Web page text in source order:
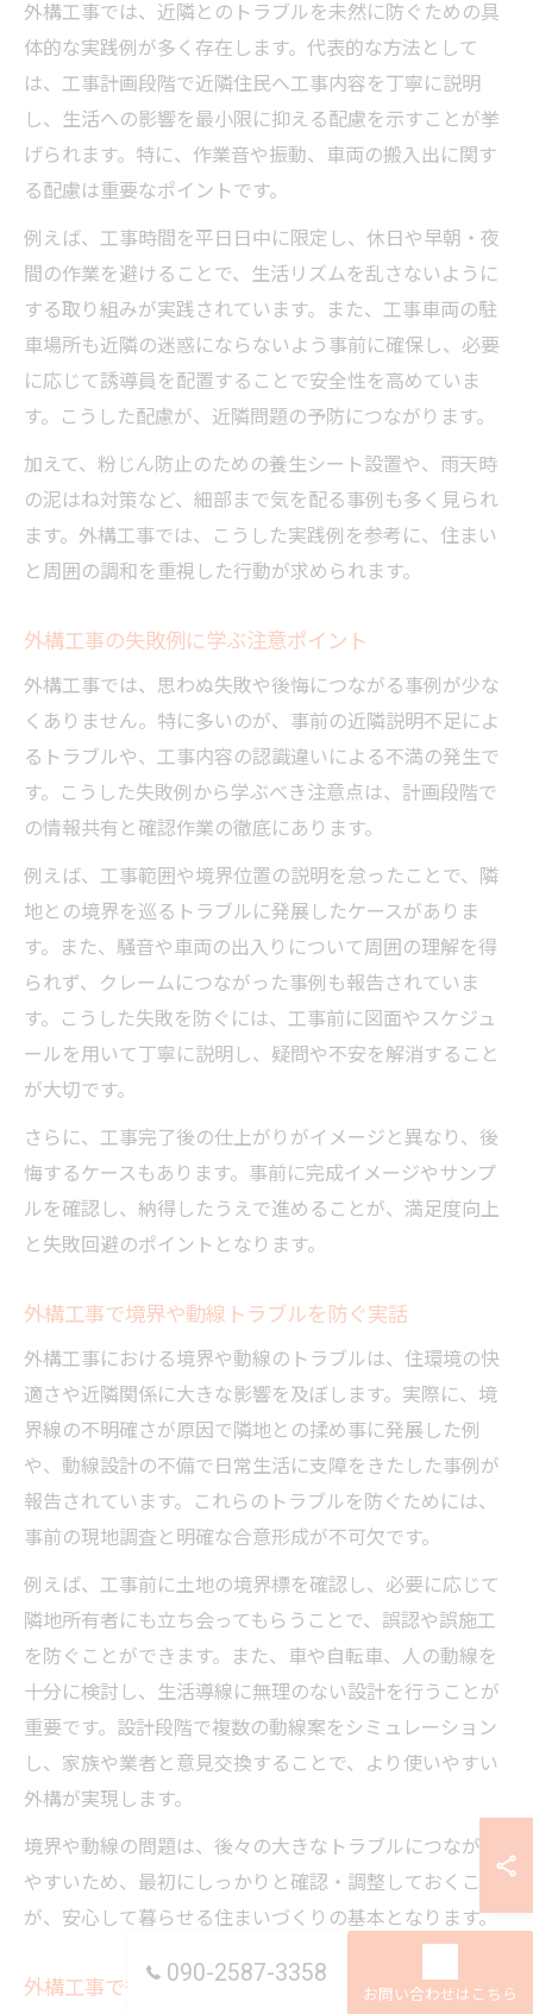
外構工事では、近隣とのトラブルを未然に防ぐための具
体的な実践例が多く存在します。代表的な方法として
は、工事計画段階で近隣住民へ工事内容を丁寧に説明
し、生活への影響を最小限に抑える配慮を示すことが挙
げられます。特に、作業音や振動、車両の搬入出に関す
る配慮は重要なポイントです。
例えば、工事時間を平日日中に限定し、休日や早朝・夜
間の作業を避けることで、生活リズムを乱さないように
する取り組みが実践されています。また、工事車両の駐
車場所も近隣の迷惑にならないよう事前に確保し、必要
に応じて誘導員を配置することで安全性を高めていま
す。こうした配慮が、近隣問題の予防につながります。
加えて、粉じん防止のための養生シート設置や、雨天時
の泥はね対策など、細部まで気を配る事例も多く見られ
ます。外構工事では、こうした実践例を参考に、住まい
と周囲の調和を重視した行動が求められます。
外構工事の失敗例に学ぶ注意ポイント
外構工事では、思わぬ失敗や後悔につながる事例が少な
くありません。特に多いのが、事前の近隣説明不足によ
るトラブルや、工事内容の認識違いによる不満の発生で
す。こうした失敗例から学ぶべき注意点は、計画段階で
の情報共有と確認作業の徹底にあります。
例えば、工事範囲や境界位置の説明を怠ったことで、隣
地との境界を巡るトラブルに発展したケースがありま
す。また、騒音や車両の出入りについて周囲の理解を得
られず、クレームにつながった事例も報告されていま
す。こうした失敗を防ぐには、工事前に図面やスケジュ
ールを用いて丁寧に説明し、疑問や不安を解消すること
が大切です。
さらに、工事完了後の仕上がりがイメージと異なり、後
悔するケースもあります。事前に完成イメージやサンプ
ルを確認し、納得したうえで進めることが、満足度向上
と失敗回避のポイントとなります。
外構工事で境界や動線トラブルを防ぐ実話
外構工事における境界や動線のトラブルは、住環境の快
適さや近隣関係に大きな影響を及ぼします。実際に、境
界線の不明確さが原因で隣地との揉め事に発展した例
や、動線設計の不備で日常生活に支障をきたした事例が
報告されています。これらのトラブルを防ぐためには、
事前の現地調査と明確な合意形成が不可欠です。
例えば、工事前に土地の境界標を確認し、必要に応じて
隣地所有者にも立ち会ってもらうことで、誤認や誤施工
を防ぐことができます。また、車や自転車、人の動線を
十分に検討し、生活導線に無理のない設計を行うことが
重要です。設計段階で複数の動線案をシミュレーション
し、家族や業者と意見交換することで、より使いやすい
外構が実現します。
境界や動線の問題は、後々の大きなトラブルにつながり
やすいため、最初にしっかりと確認・調整しておくこと
が、安心して暮らせる住まいづくりの基本となります。
外構工事で後悔しないためのケーススタディ
090-2587-3358
お問い合わせはこちら